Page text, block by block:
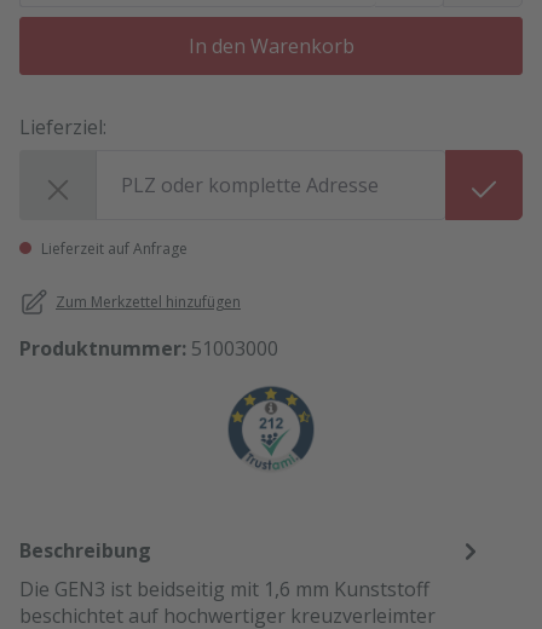
In den Warenkorb
Lieferziel:
Lieferzeit auf Anfrage
Zum Merkzettel hinzufügen
Produktnummer: 51003000
Beschreibung
Die GEN3 ist beidseitig mit 1,6 mm Kunststoff
beschichtet auf hochwertiger kreuzverleimter